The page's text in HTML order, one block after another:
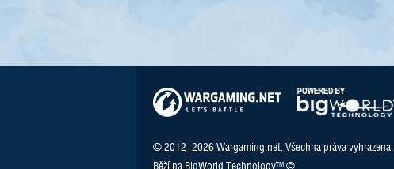
© 2012–2026 Wargaming.net. Všechna práva vyhrazena.
Běží na BigWorld Technology™ ©